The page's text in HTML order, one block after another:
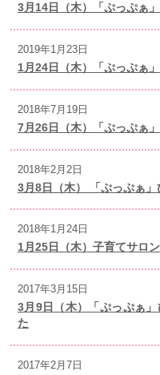
3月14日（木）「ぷっぷぁ
2019年1月23日
1月24日（木）「ぷっぷぁ
2018年7月19日
7月26日（木）「ぷっぷぁ
2018年2月2日
3月8日（木） 「ぷっぷぁ
2018年1月24日
1月25日（木）子育てサロ
2017年3月15日
3月9日（木）「ぷっぷぁ
た
2017年2月7日